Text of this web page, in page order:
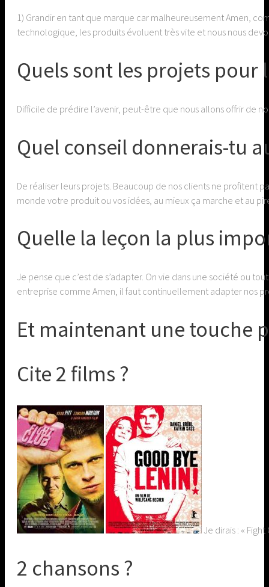
1) Grandir en tant que marque car malheureusement Amen,
technologique, les produits évoluent très vite et nous nous
Quels sont les projets pour
Difficile de prédire l’avenir, peut-être que nous allons offrir de
Quel conseil donnerais-tu
De réaliser leurs projets. Beaucoup de nos clients ne profitent
monde votre produit ou vos idées, au mieux ça marche et au
Quelle la leçon la plus
Je pense que c’est de s’adapter. On vie dans une société ou
entreprise comme Amen, il faut continuellement adapter nos
Et maintenant une touche
Cite 2 films ?
Je dirais : « Fight
2 chansons ?